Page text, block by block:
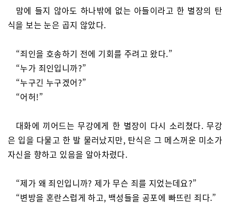
맘에 들지 않아도 하나밖에 없는 아들이라고 한 별장의 탄
식을 보는 눈은 곱지 않았다.
“죄인을 호송하기 전에 기회를 주려고 왔다.”
“누가 죄인입니까?”
“누구긴 누구겠어?”
“어허!”
대화에 끼어드는 무강에게 한 별장이 다시 소리쳤다. 무강
은 입을 다물고 한 발 물러났지만, 탄식은 그 메스꺼운 미소가
자신을 향하고 있음을 알아차렸다.
“제가 왜 죄인입니까? 제가 무슨 죄를 지었는데요?”
“변방을 혼란스럽게 하고, 백성들을 공포에 빠뜨린 죄다.”